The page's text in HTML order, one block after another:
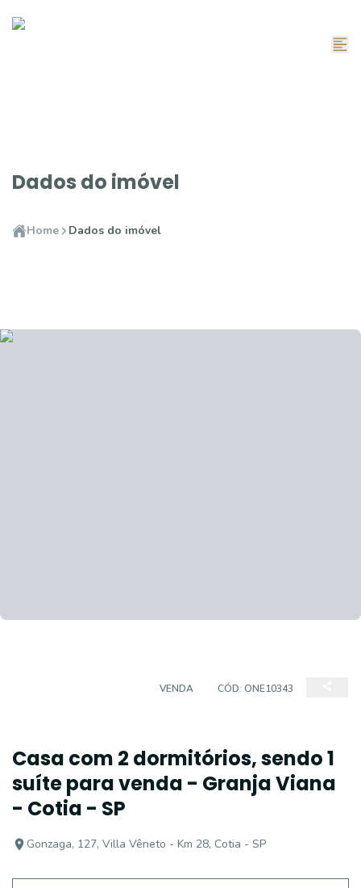
Dados do imóvel
Home Dados do imóvel
VENDA CÓD: ONE10343
Casa com 2 dormitórios, sendo 1
suíte para venda - Granja Viana
- Cotia - SP
Gonzaga, 127, Villa Vêneto - Km 28, Cotia - SP